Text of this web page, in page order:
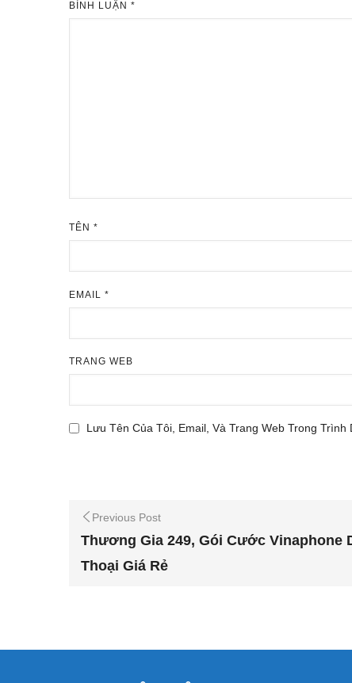
BÌNH LUẬN *
TÊN *
EMAIL *
TRANG WEB
Lưu Tên Của Tôi, Email, Và Trang Web Trong
Previous Post
Thương Gia 249, Gói Cước Vinaphone
Thoại Giá Rẻ